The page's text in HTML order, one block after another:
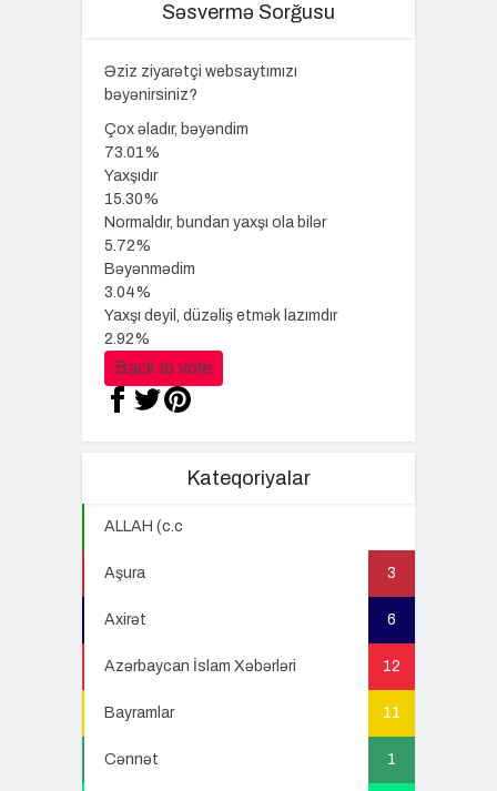
Səsvermə Sorğusu
Əziz ziyarətçi websaytımızı
bəyənirsiniz?
Çox əladır, bəyəndim
73.01%
Yaxşıdır
15.30%
Normaldır, bundan yaxşı ola bilər
5.72%
Bəyənmədim
3.04%
Yaxşı deyil, düzəliş etmək lazımdır
2.92%
Back to vote
Kateqoriyalar
ALLAH (c.c
Aşura 3
Axirət 6
Azərbaycan İslam Xəbərləri 12
Bayramlar 11
Cənnət 1